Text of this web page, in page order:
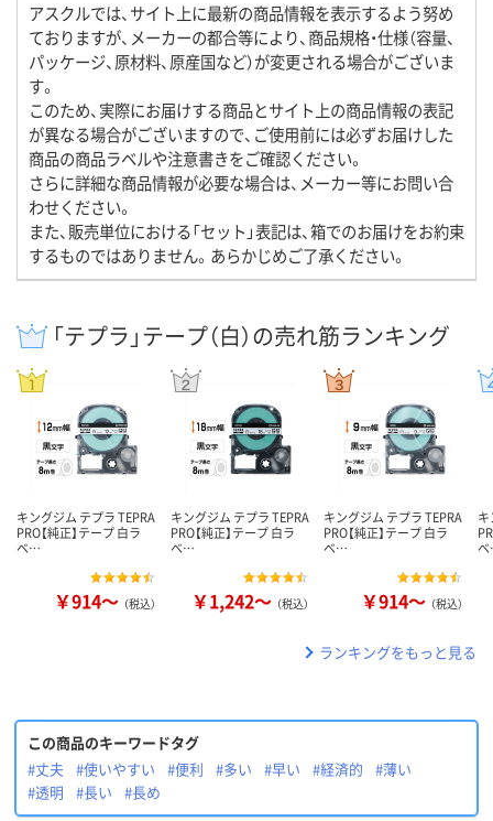
アスクルでは、サイト上に最新の商品情報を表示するよう努め
ておりますが、メーカーの都合等により、商品規格・仕様（容量、
パッケージ、原材料、原産国など）が変更される場合がございま
す。
このため、実際にお届けする商品とサイト上の商品情報の表記
が異なる場合がございますので、ご使用前には必ずお届けした
商品の商品ラベルや注意書きをご確認ください。
さらに詳細な商品情報が必要な場合は、メーカー等にお問い合
わせください。
また、販売単位における「セット」表記は、箱でのお届けをお約束
するものではありません。あらかじめご了承ください。
「テプラ」テープ（白）の売れ筋ランキング
キングジム テプラ TEPRA
PRO【純正】テープ 白ラ
ベ…
￥914～ （税込）
キングジム テプラ TEPRA
PRO【純正】テープ 白ラ
ベ…
￥1,242～ （税込）
キングジム テプラ TEPRA
PRO【純正】テープ 白ラ
ベ…
￥914～ （税込）
キ
ランキングをもっと見る
この商品のキーワードタグ
#丈夫
#使いやすい #便利 #多い #早い #経済的
#薄い
#透明
#長い #長め